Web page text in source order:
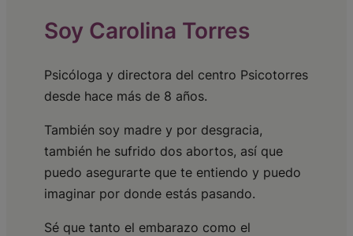
Soy Carolina Torres
Psicóloga y directora del centro Psicotorres
desde hace más de 8 años.
También soy madre y por desgracia,
también he sufrido dos abortos, así que
puedo asegurarte que te entiendo y puedo
imaginar por donde estás pasando.
Sé que tanto el embarazo como el